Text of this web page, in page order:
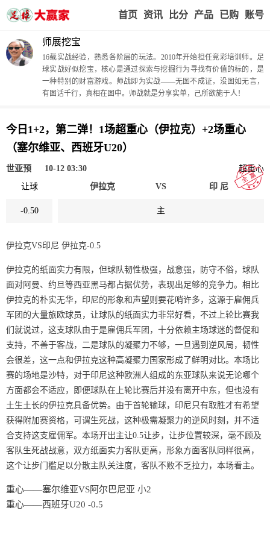
首页 赢家视点赛事比分实战版入口
我的
师展挖宝
16载实战经验，熟悉各阶层的玩法。2010年开始担任竞彩培训师。足
球实战好似挖宝，核心是通过探索与挖掘行为寻找有价值的标的，是
一种特别的财富游戏。师战即为实战——无图不成证，没图如无言，
有图话千行，真相在图中。师战就是分享实单，己所欲施于人！
今日1+2，第二弹！1场超重心（伊拉克）+2场重心
（塞尔维亚、西班牙U20）
世亚预
10-12 03:30
伊拉克
VS 印 尼
超重心
让球
-0.50 主
伊拉克VS印尼 伊拉克-0.5
伊拉克的纸面实力有限，但球队韧性极强，战意强，防守不俗，球队
面对阿曼、约旦等西亚黑马都占据优势，表现出足够的竞争力。相比
伊拉克的朴实无华，印尼的形象和声望则要花哨许多，这源于雇佣兵
军团的大量旅欧球员，让球队的纸面实力非常好看，不过上轮比赛我
们就说过，这支球队由于是雇佣兵军团，十分依赖主场球迷的督促和
支持，不善于客战，二是球队的凝聚力不够，一旦遇到逆风局，韧性
会很差，这一点和伊拉克这种高凝聚力国家形成了鲜明对比。本场比
赛的场地是沙特，对于印尼这种欧洲人组成的东亚球队来说无论哪个
方面都会不适应，即便球队在上轮比赛后并没有离开中东，但也没有
土生土长的伊拉克具备优势。由于首轮输球，印尼只有取胜才有希望
获得附加赛资格，可谓生死战，这种极需凝聚力的逆风时刻，并不适
合支持这支雇佣军。本场开出主让0.5让步，让步位置较深，毫不顾及
客队生死战战意，双方纸面实力客队更高，形象方面客队同样很高，
这个让步门槛足以分散主队关注度，客队不败不乏拉力，本场看主。
重心——塞尔维亚VS阿尔巴尼亚 小2
重心——西班牙U20 -0.5